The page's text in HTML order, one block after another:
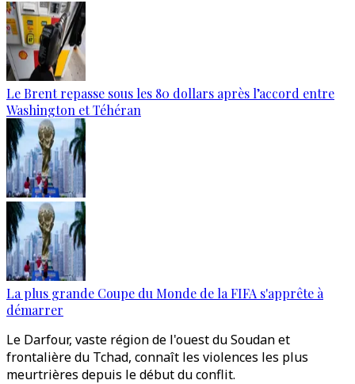
Le Brent repasse sous les 80 dollars après l’accord entre
Washington et Téhéran
La plus grande Coupe du Monde de la FIFA s'apprête à
démarrer
Le Darfour, vaste région de l'ouest du Soudan et
frontalière du Tchad, connaît les violences les plus
meurtrières depuis le début du conflit.